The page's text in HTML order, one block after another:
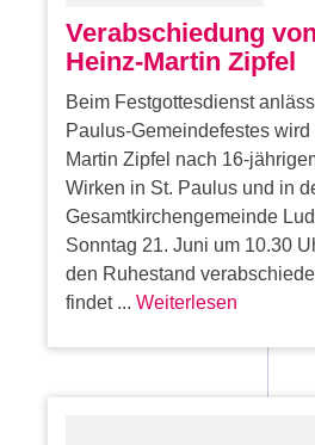
Verabschiedung
Heinz-Martin Zipfel
Beim Festgottesdienst
Paulus-Gemeindefestes
Martin Zipfel nach 16-
Wirken in St. Paulus und in
Gesamtkirchengemeinde
Sonntag 21. Juni um 10.30
den Ruhestand
findet ...Weiterlesen